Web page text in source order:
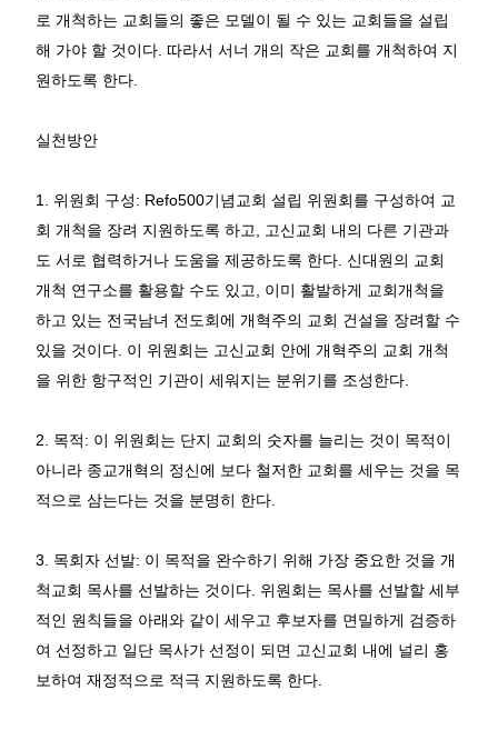
로 개척하는 교회들의 좋은 모델이 될 수 있는 교회들을 설립
해 가야 할 것이다 따라서 서너 개의 작은 교회를 개척하여 지
원하도록 한다
실천방안
1. 위원회 구성: Refo500기념교회 설립 위원회를 구성하여 교
회 개척을 장려 지원하도록 하고
고신교회 내의 다른 기관과
도 서로 협력하거나 도움을 제공하도록 한다 신대원의 교회
개척 연구소를 활용할 수도 있고
이미 활발하게 교회개척을
하고 있는 전국남녀 전도회에 개혁주의 교회 건설을 장려할 수
있을 것이다 이 위원회는 고신교회 안에 개혁주의 교회 개척
을 위한 항구적인 기관이 세워지는 분위기를 조성한다
2. 목적: 이 위원회는 단지 교회의 숫자를 늘리는 것이 목적이
아니라 종교개혁의 정신에 보다 철저한 교회를 세우는 것을 목
적으로 삼는다는 것을 분명히 한다
3. 목회자 선발: 이 목적을 완수하기 위해 가장 중요한 것을 개
척교회 목사를 선발하는 것이다 위원회는 목사를 선발할 세부
적인 원칙들을 아래와 같이 세우고 후보자를 면밀하게 검증하
여 선정하고 일단 목사가 선정이 되면 고신교회 내에 널리 홍
보하여 재정적으로 적극 지원하도록 한다